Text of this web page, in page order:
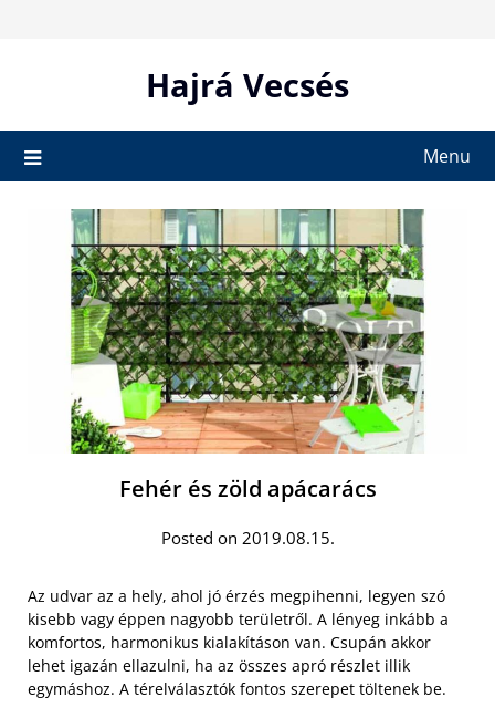
Hajrá Vecsés
Menu
Fehér és zöld apácarács
Posted on 2019.08.15.
Az udvar az a hely, ahol jó érzés megpihenni, legyen szó
kisebb vagy éppen nagyobb területről. A lényeg inkább a
komfortos, harmonikus kialakításon van. Csupán akkor
lehet igazán ellazulni, ha az összes apró részlet illik
egymáshoz. A térelválasztók fontos szerepet töltenek be.